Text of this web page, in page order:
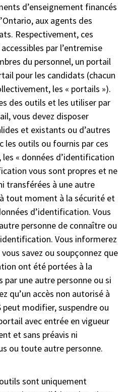
d’enseignement financés
aux agents des
Respectivement, ces
par l’entremise
du personnel, un portail
pour les candidats (chacun
les « portails »).
des outils et les utiliser par
vous devez disposer
et existants ou d’autres
les outils ou fournis par ces
« données d’identification
vous sont propres et ne
transférées à une autre
tout moment à la sécurité et
d’identification. Vous
personne de connaître ou
Vous informerez
savez ou soupçonnez que
ont été portées à la
par une autre personne ou si
qu’un accès non autorisé à
peut modifier, suspendre ou
avec entrée en vigueur
et sans préavis ni
ou toute autre personne.
sont uniquement